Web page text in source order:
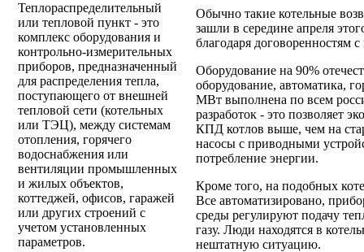
Теплораспределительный
или тепловой пункт - это
комплекс оборудования и
контрольно-измерительных
приборов, предназначенный
для распределения тепла,
поступающего от внешней
тепловой сети (котельных
или ТЭЦ), между системам
отопления, горячего
водоснабжения или
вентиляции промышленных
и жилых объектов,
коттеджей, офисов, гаражей
или других строений с
учетом установленных
параметров.
Обычно такие котельные
зашли в середине апреля
благодаря договоренностям
Оборудование на 90%
оборудование, автоматика,
МВт выполнена по всем
разработок - это позволяет
КПД котлов выше, чем на
насосы с приводными
потребление энергии.
Кроме того, на подобных
Все автоматизировано,
среды регулируют подачу
газу. Люди находятся в
нештатную ситуацию.